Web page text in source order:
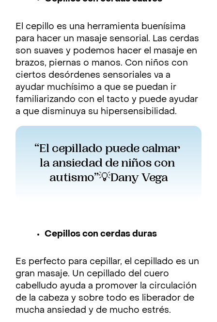
El cepillo es una herramienta buenísima
para hacer un masaje sensorial. Las cerdas
son suaves y podemos hacer el masaje en
brazos, piernas o manos. Con niños con
ciertos desórdenes sensoriales va a
ayudar muchísimo a que se puedan ir
familiarizando con el tacto y puede ayudar
a que disminuya su hipersensibilidad.
“El cepillado puede calmar
la ansiedad de niños con
autismo”💡Dany Vega
Cepillos con cerdas duras
Es perfecto para cepillar, el cepillado es un
gran masaje. Un cepillado del cuero
cabelludo ayuda a promover la circulación
de la cabeza y sobre todo es liberador de
mucha ansiedad y de mucho estrés.